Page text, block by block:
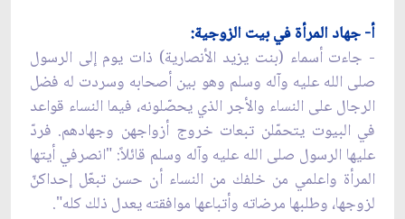
أ- جهاد المرأة في بيت الزوجية:
- جاءت أسماء (بنت يزيد الأنصارية) ذات يوم إلى الرسول
صلى الله عليه وآله وسلم وهو بين أصحابه وسردت له فضل
الرجال على النساء والأجر الذي يحصّلونه، فيما النساء قواعد
في البيوت يتحمّلن تبعات خروج أزواجهن وجهادهم. فردّ
عليها الرسول صلى الله عليه وآله وسلم قائلاً: "انصرفي أيتها
المرأة واعلمي من خلفك من النساء أن حسن تبعّل إحداكنّ
لزوجها، وطلبها مرضاته وأتباعها موافقته يعدل ذلك كله".